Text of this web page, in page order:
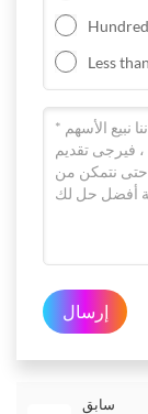
Less
إرسال
سابق